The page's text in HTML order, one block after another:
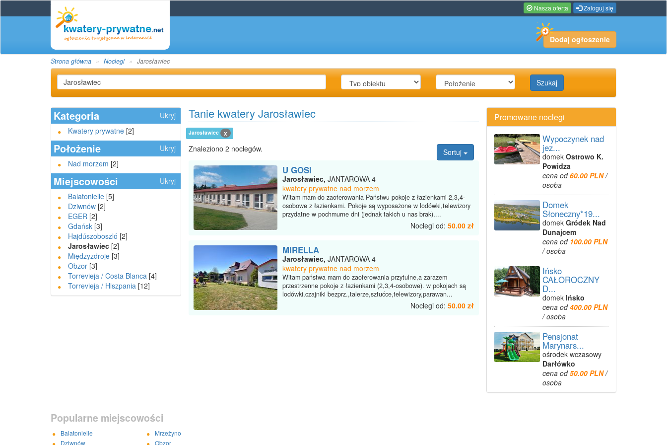
Nasza oferta Zaloguj się
Dodaj ogłoszenie
Strona główna Noclegi Jarosławiec
Szukaj
Kategoria
Ukryj
Kwatery prywatne [2]
Położenie
Ukryj
Nad morzem [2]
Miejscowości
Ukryj
Balatonlelle [5]
Dziwnów [2]
EGER [2]
Gdańsk [3]
Hajdúszoboszló [2]
Jarosławiec [2]
Międzyzdroje [3]
Obzor [3]
Torrevieja / Costa Blanca [4]
Torrevieja / Hiszpania [12]
Tanie kwatery Jarosławiec
Jarosławiec x
Znaleziono 2 noclegów. Sortuj
U GOSI
Jarosławiec, JANTAROWA 4
kwatery prywatne nad morzem
Witam mam do zaoferowania Państwu pokoje z łazienkami 2,3,4-
osobowe z łazienkami. Pokoje są wyposażone w lodówki,telewizory
przydatne w pochmurne dni (jednak takich u nas brak),...
Noclegi od: 50.00 zł
MIRELLA
Jarosławiec, JANTAROWA 4
kwatery prywatne nad morzem
Witam państwa mam do zaoferowania przytulne,a zarazem
przestrzenne pokoje z łazienkami (2,3,4-osobowe). w pokojach są
lodówki,czajniki bezprz.,talerze,sztućce,telewizory,parawan...
Noclegi od: 50.00 zł
Promowane noclegi
Wypoczynek nad
jez...
domek Ostrowo K.
Powidza
cena od60.00 PLN/
osoba
Domek
Słoneczny*19...
domek Gródek Nad
Dunajcem
cena od 100.00 PLN
/ osoba
Ińsko
CAŁOROCZNY
D...
domek Ińsko
cena od400.00 PLN
/ osoba
Pensjonat
Marynars...
ośrodek wczasowy
Darłówko
cena od50.00 PLN/
osoba
Popularne miejscowości
Balatonlelle
Dziwnów
Mrzeżyno
Obzor